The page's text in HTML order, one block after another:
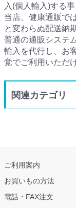
入(個人輸入)する事
当店、健康通販で
と変わらぬ配送納
普通の通販システ
輸入を代行し、お
覚でご利用いただ
関連カテゴリ
ご利用案内
お買いもの方法
電話・FAX注文